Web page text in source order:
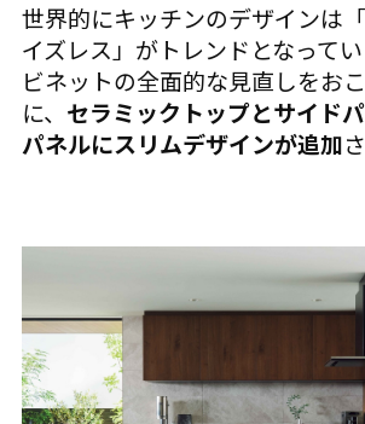
世界的にキッチンのデザインは
イズレス」がトレンドとなって
ビネットの全面的な見直しをお
に、 セラミックトップとサイド
パネルにスリムデザインが追加